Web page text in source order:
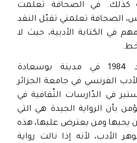
كذلك. في الصحافة تعلمت
الصحافة تعلمني تقبّل النقد
في الكتابة الأدبية، حيث لا
خطيبي، المولود 1984 في مدينة بوسعادة
الفرنسي في جامعة الجزائر
في الدّارسات الثّقافية في
بأن الرواية الجيدة هي التي
يحبها ومن يعترض عليها، هذه
الأدب، لأنه إذا نالت رواية